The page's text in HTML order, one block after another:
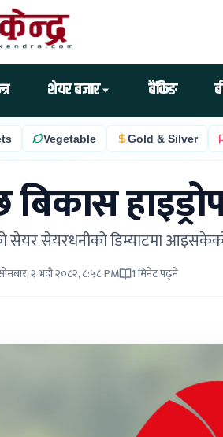
शेयर बजार बैंकिङ
Vegetable Gold & Silver
सेयर सेयरधनीको डिम्याटमा
२ भदौ २०८२, ८:५८ PM 1 मिनेट पढ्ने